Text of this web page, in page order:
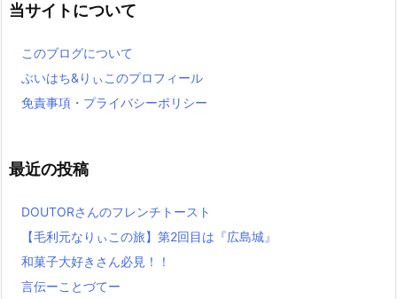
当サイトについて
このブログについて
ぶいはち&りぃこのプロフィール
免責事項・プライバシーポリシー
最近の投稿
DOUTORさんのフレンチトースト
【毛利元なりぃこの旅】第2回目は『広島城』
和菓子大好きさん必見！！
言伝ーことづてー